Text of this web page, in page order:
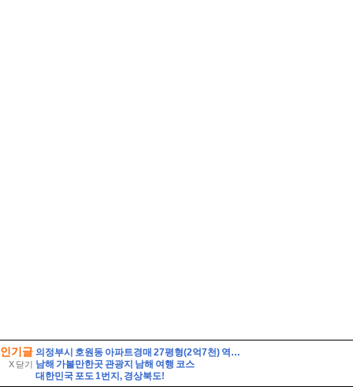
인기글
X 닫기
의정부시 호원동 아파트경매 27평형(2억7천) 역세권 회룡역인근 호원우성3차 20층 유찰1회 의정부호원우성3차아파트 부동산경매 매매
남해 가볼만한곳 관광지 남해 여행 코스
대한민국 포도 1번지, 경상북도!